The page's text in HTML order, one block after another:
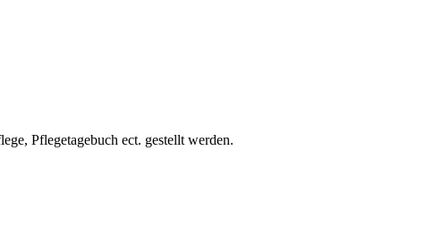
Pflegetagebuch ect. gestellt werden.